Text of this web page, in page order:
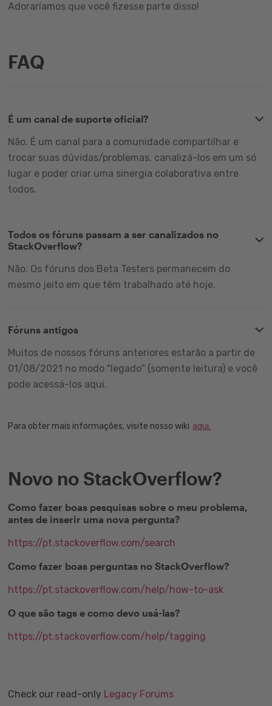
Adoraríamos que você fizesse parte disso!
FAQ
É um canal de suporte oficial?
Não. É um canal para a comunidade compartilhar e
trocar suas dúvidas/problemas, canalizá-los em um só
lugar e poder criar uma sinergia colaborativa entre
todos.
Todos os fóruns passam a ser canalizados no
StackOverflow?
Não. Os fóruns dos Beta Testers permanecem do
mesmo jeito em que têm trabalhado até hoje.
Fóruns antigos
Muitos de nossos fóruns anteriores estarão a partir de
01/08/2021 no modo "legado" (somente leitura) e você
pode acessá-los aqui.
Para obter mais informações, visite nosso wiki aqui.
Novo no StackOverflow?
Como fazer boas pesquisas sobre o meu problema,
antes de inserir uma nova pergunta?
https://pt.stackoverflow.com/search
Como fazer boas perguntas no StackOverflow?
https://pt.stackoverflow.com/help/how-to-ask
O que são tags e como devo usá-las?
https://pt.stackoverflow.com/help/tagging
Check our read-only Legacy Forums